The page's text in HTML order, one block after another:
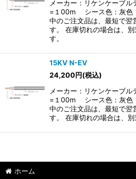
絞り込む
メーカー：リケンケーブ
=１00m シース色：灰色
中のご注文品は、最短で翌
す。 在庫切れの場合は、
す。
15KV N-EV
24,200円(税込)
メーカー：リケンケーブ
=１00m シース色：灰色
中のご注文品は、最短で翌
す。 在庫切れの場合は、
ホーム